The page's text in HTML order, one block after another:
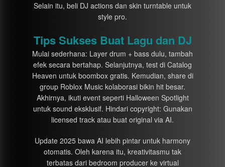
Selain itu, beli DJ actions dan skin turntable untuk
style pro.
Tips Sukses Buat Lagu dan DJ
Mulai sederhana: Layer drum + bass dulu, tambah
efek secara bertahap. Selanjutnya, test di Catalog
Heaven untuk boombox gratis. Kemudian, share di
group Roblox Music kolaborasi bikin hit besar.
Akhirnya, ikuti event seperti Halloween Spotlight
untuk sound eksklusif. Hindari copyright: Gunakan
licensed track atau buat original via AI.
Update 2025 bawa AI lebih pintar untuk harmony
otomatis. Oleh karena itu, kreativitasmu tak
terbatas dari bedroom producer ke virtual